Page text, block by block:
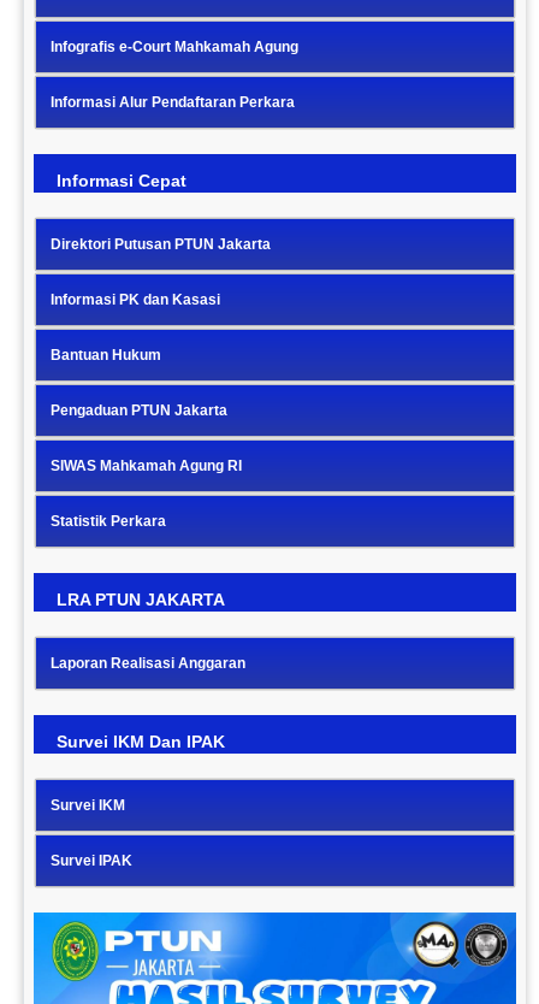
Infografis e-Court Mahkamah Agung
Informasi Alur Pendaftaran Perkara
Informasi Cepat
Direktori Putusan PTUN Jakarta
Informasi PK dan Kasasi
Bantuan Hukum
Pengaduan PTUN Jakarta
SIWAS Mahkamah Agung RI
Statistik Perkara
LRA PTUN JAKARTA
Laporan Realisasi Anggaran
Survei IKM Dan IPAK
Survei IKM
Survei IPAK